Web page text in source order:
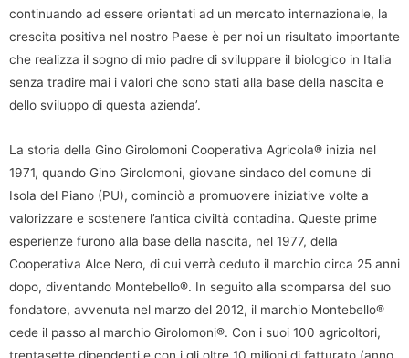
continuando ad essere orientati ad un mercato internazionale, la
crescita positiva nel nostro Paese è per noi un risultato importante
che realizza il sogno di mio padre di sviluppare il biologico in Italia
senza tradire mai i valori che sono stati alla base della nascita e
dello sviluppo di questa azienda’.
La storia della Gino Girolomoni Cooperativa Agricola® inizia nel
1971, quando Gino Girolomoni, giovane sindaco del comune di
Isola del Piano (PU), cominciò a promuovere iniziative volte a
valorizzare e sostenere l’antica civiltà contadina. Queste prime
esperienze furono alla base della nascita, nel 1977, della
Cooperativa Alce Nero, di cui verrà ceduto il marchio circa 25 anni
dopo, diventando Montebello®. In seguito alla scomparsa del suo
fondatore, avvenuta nel marzo del 2012, il marchio Montebello®
cede il passo al marchio Girolomoni®. Con i suoi 100 agricoltori,